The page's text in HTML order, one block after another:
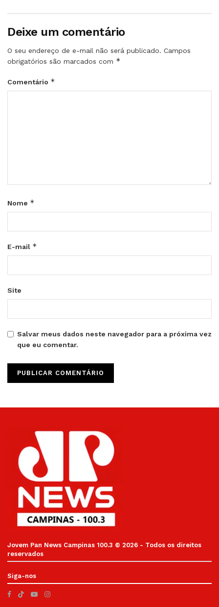
Deixe um comentário
O seu endereço de e-mail não será publicado. Campos
obrigatórios são marcados com *
Comentário *
Nome *
E-mail *
Site
Salvar meus dados neste navegador para a próxima vez
que eu comentar.
Jovem Pan News Campinas 100.3 © 2026 - Todos os direitos
reservados
Siga-nos